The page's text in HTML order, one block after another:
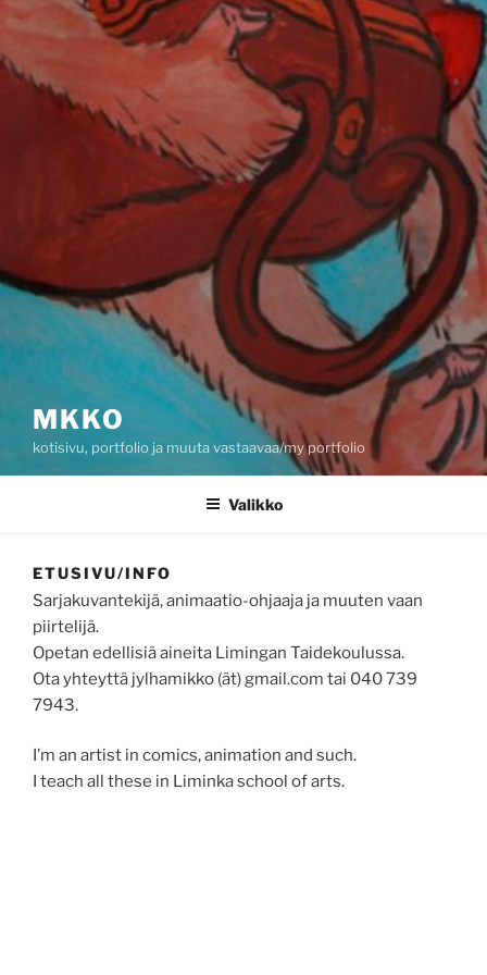
MKKO
kotisivu, portfolio ja muuta vastaavaa/my portfolio
Valikko
ETUSIVU/INFO
Sarjakuvantekijä, animaatio-ohjaaja ja muuten vaan
piirtelijä.
Opetan edellisiä aineita Limingan Taidekoulussa.
Ota yhteyttä jylhamikko (ät) gmail.com tai 040 739
7943.
I’m an artist in comics, animation and such.
I teach all these in Liminka school of arts.